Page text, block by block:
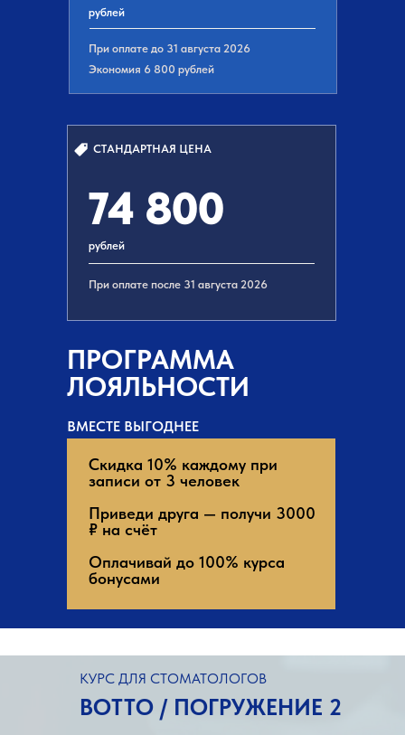
ПРОГРАММА
ЛОЯЛЬНОСТИ
ВМЕСТЕ ВЫГОДНЕЕ
СТАНДАРТНАЯ ЦЕНА
74 800
рублей
Скидка 10% каждому при
записи от 3 человек
Приведи друга — получи 3000
₽ на счёт
Оплачивай до 100% курса
бонусами
При оплате до 31 августа 2026
Экономия 6 800 рублей
При оплате после 31 августа 2026
рублей
КУРС ДЛЯ СТОМАТОЛОГОВ
BOTTO / ПОГРУЖЕНИЕ 2